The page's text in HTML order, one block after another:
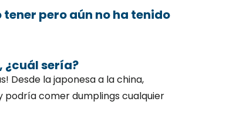
pero aún no ha tenido
¿cuál sería?
Desde la japonesa a la china,
podría comer dumplings cualquier